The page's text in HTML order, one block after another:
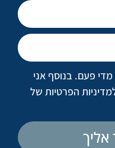
במידה והם נמנעים
ברורה לגשת לבדיקת
הילד זקוק לטיפול
פעם. בנוסף אני
הפרטיות של
אליך